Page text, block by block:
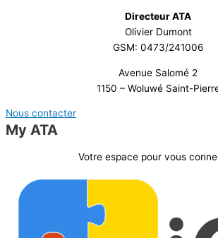
Directeur ATA
Olivier Dumont
GSM: 0473/241006
Avenue Salomé 2
1150 – Woluwé Saint-
Nous contacter
My ATA
Votre espace pour vous